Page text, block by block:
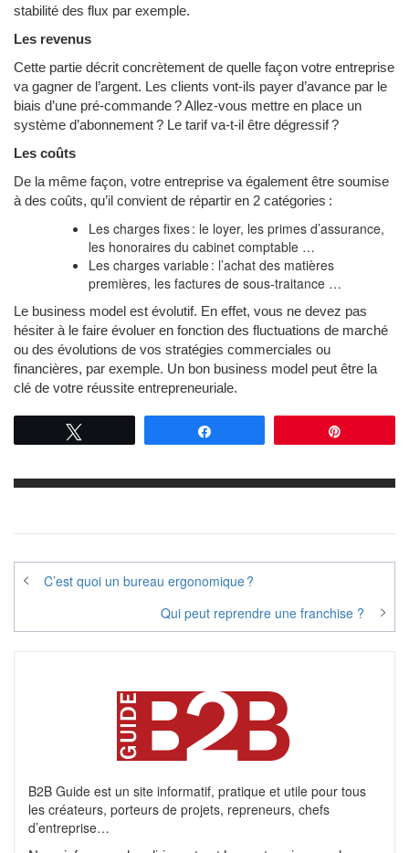
stabilité des flux par exemple.
Les revenus
Cette partie décrit concrètement de quelle façon votre entreprise
va gagner de l’argent. Les clients vont-ils payer d’avance par le
biais d’une pré-commande ? Allez-vous mettre en place un
système d’abonnement ? Le tarif va-t-il être dégressif ?
Les coûts
De la même façon, votre entreprise va également être soumise
à des coûts, qu’il convient de répartir en 2 catégories :
Les charges fixes : le loyer, les primes d’assurance,
les honoraires du cabinet comptable …
Les charges variable : l’achat des matières
premières, les factures de sous-traitance …
Le business model est évolutif. En effet, vous ne devez pas
hésiter à le faire évoluer en fonction des fluctuations de marché
ou des évolutions de vos stratégies commerciales ou
financières, par exemple. Un bon business model peut être la
clé de votre réussite entrepreneuriale.
Navigation
l’article
C’est quoi un bureau ergonomique ?
Qui peut reprendre une franchise ?
B2B Guide est un site informatif, pratique et utile pour tous
les créateurs, porteurs de projets, repreneurs, chefs
d’entreprise…